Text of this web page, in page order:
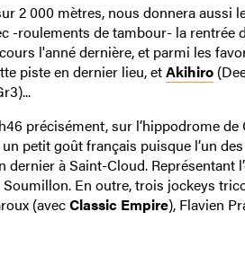
2 000 mètres, nous donnera aussi
-roulements de tambour- la rentrée
l'anné dernière, et parmi les
piste en dernier lieu, etAkihiro
précisément, sur l’hippodrome
petit goût français puisque l’un
à Saint-Cloud. Représentant
En outre, trois jockeys
(avecClassic Empire), Flavien